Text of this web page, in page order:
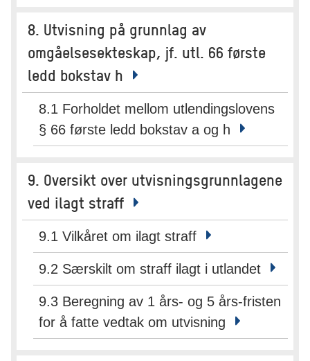
8. Utvisning på grunnlag av
omgåelsesekteskap, jf. utl. 66 første
ledd bokstav h
8.1 Forholdet mellom utlendingslovens
§ 66 første ledd bokstav a og h
9. Oversikt over utvisningsgrunnlagene
ved ilagt straff
9.1 Vilkåret om ilagt straff
9.2 Særskilt om straff ilagt i utlandet
9.3 Beregning av 1 års- og 5 års-fristen
for å fatte vedtak om utvisning